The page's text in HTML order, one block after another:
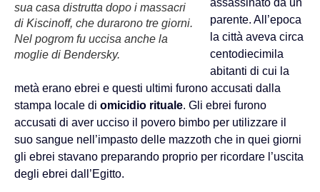
sua casa distrutta dopo i massacri
di Kiscinoff, che durarono tre giorni.
Nel pogrom fu uccisa anche la
moglie di Bendersky.
parente. All’epoca
la città aveva circa
centodiecimila
abitanti di cui la
metà erano ebrei e questi ultimi furono accusati dalla
stampa locale di omicidio rituale. Gli ebrei furono
accusati di aver ucciso il povero bimbo per utilizzare il
suo sangue nell’impasto delle mazzoth che in quei giorni
gli ebrei stavano preparando proprio per ricordare l’uscita
degli ebrei dall’Egitto.